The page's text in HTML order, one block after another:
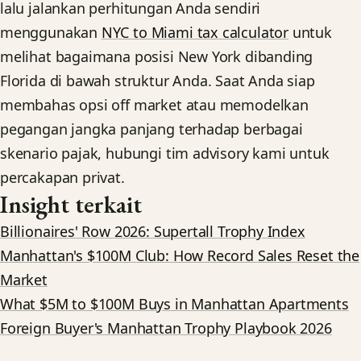
lalu jalankan perhitungan Anda sendiri
menggunakan NYC to Miami tax calculatoruntuk
melihat bagaimana posisi New York dibanding
Florida di bawah struktur Anda. Saat Anda siap
membahas opsi off market atau memodelkan
pegangan jangka panjang terhadap berbagai
skenario pajak, hubungi tim advisory kami untuk
percakapan privat.
Insight terkait
Billionaires' Row 2026: Supertall Trophy Index
Manhattan's $100M Club: How Record Sales Reset the
Market
What $5M to $100M Buys in Manhattan Apartments
Foreign Buyer's Manhattan Trophy Playbook 2026